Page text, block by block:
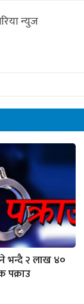
न्युज
भन्दै २ लाख ४०
पक्राउ